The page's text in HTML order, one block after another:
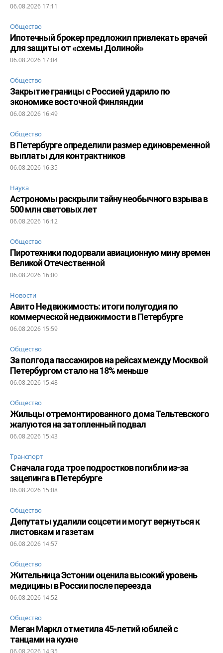
06.08.2026 17:11
Общество
Ипотечный брокер предложил привлекать врачей
для защиты от «схемы Долиной»
06.08.2026 17:04
Общество
Закрытие границы с Россией ударило по
экономике восточной Финляндии
06.08.2026 16:49
Общество
В Петербурге определили размер единовременной
выплаты для контрактников
06.08.2026 16:35
Наука
Астрономы раскрыли тайну необычного взрыва в
500 млн световых лет
06.08.2026 16:12
Общество
Пиротехники подорвали авиационную мину времен
Великой Отечественной
06.08.2026 16:00
Новости
Авито Недвижимость: итоги полугодия по
коммерческой недвижимости в Петербурге
06.08.2026 15:59
Общество
За полгода пассажиров на рейсах между Москвой
Петербургом стало на 18% меньше
06.08.2026 15:48
Общество
Жильцы отремонтированного дома Тельтевского
жалуются на затопленный подвал
06.08.2026 15:43
Транспорт
С начала года трое подростков погибли из-за
зацепинга в Петербурге
06.08.2026 15:08
Общество
Депутаты удалили соцсети и могут вернуться к
листовкам и газетам
06.08.2026 14:57
Общество
Жительница Эстонии оценила высокий уровень
медицины в России после переезда
06.08.2026 14:52
Общество
Меган Маркл отметила 45-летий юбилей с
танцами на кухне
06.08.2026 14:35